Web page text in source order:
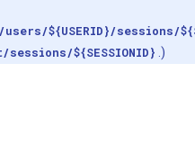
${USERID}/sessions/
${SESSIONID} .)